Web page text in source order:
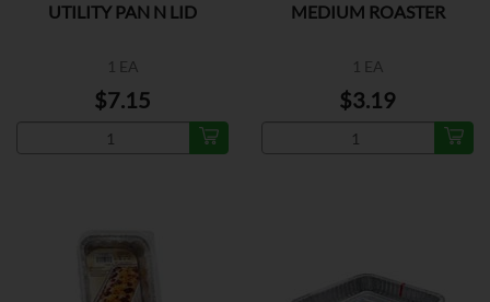
UTILITY PAN N LID
1 EA
$7.15
MEDIUM ROASTER
1 EA
$3.19